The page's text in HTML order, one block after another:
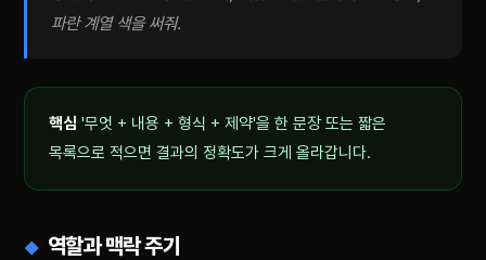
파란 계열 색을 써줘.
핵심 '무엇 + 내용 + 형식 + 제약'을 한 문장 또는 짧은
목록으로 적으면 결과의 정확도가 크게 올라갑니다.
역할과 맥락 주기